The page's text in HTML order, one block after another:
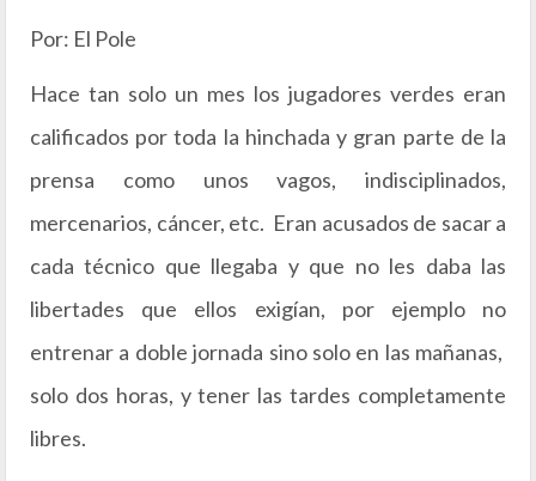
Por: El Pole
Hace tan solo un mes los jugadores verdes eran
calificados por toda la hinchada y gran parte de la
prensa como unos vagos, indisciplinados,
mercenarios, cáncer, etc. Eran acusados de sacar a
cada técnico que llegaba y que no les daba las
libertades que ellos exigían, por ejemplo no
entrenar a doble jornada sino solo en las mañanas,
solo dos horas, y tener las tardes completamente
libres.